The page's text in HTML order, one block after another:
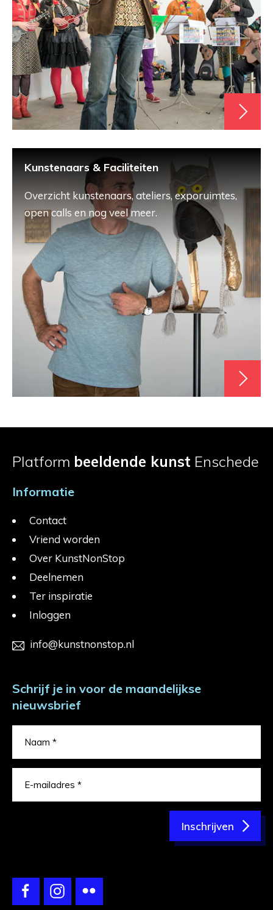
Kunstenaars & Faciliteiten
Overzicht kunstenaars, ateliers, exporuimtes,
open calls en nog veel meer.
Platform beeldende kunst Enschede
Informatie
Contact
Vriend worden
Over KunstNonStop
Deelnemen
Ter inspiratie
Inloggen
info@kunstnonstop.nl
Schrijf je in voor de maandelijkse
nieuwsbrief
Inschrijven